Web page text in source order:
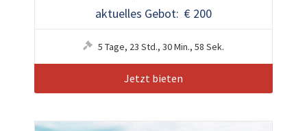
aktuelles Gebot: € 200
5 Tage, 23 Std., 30Min., 55 Sek.
Jetzt bieten